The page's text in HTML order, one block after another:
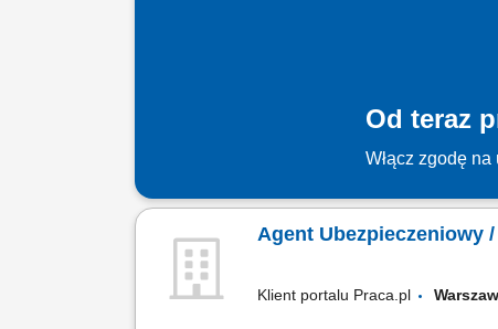
Od teraz
Włącz zgodę
Agent Ubezpieczeniowy
Klient portalu Praca.pl